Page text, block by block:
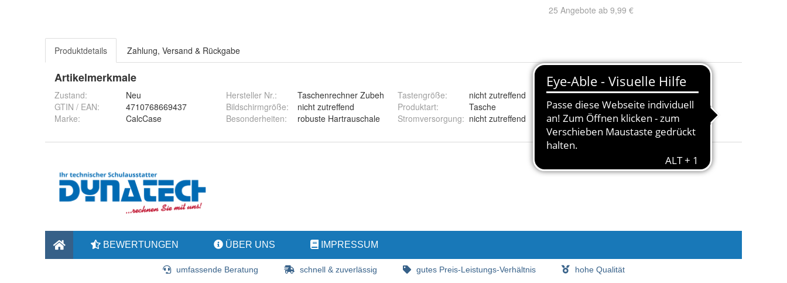
25 Angebote ab 9,99 €
Produktdetails Zahlung, Versand & Rückgabe
Artikelmerkmale
Zustand:
Neu
GTIN / EAN:
4710768669437
Marke:
CalcCase
Hersteller Nr.:
Taschenrechner Zubeh
Bildschirmgröße:
nicht zutreffend
Besonderheiten: robuste Hartrauschale
Tastengröße:
nicht zutreffend
Produktart:
Tasche
Stromversorgung: nicht zutreffend
Größe: Schutztasche